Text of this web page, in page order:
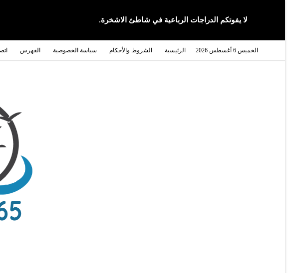
لا يفوتكم الدراجات الرباعية في شاطئ الاشخرة.
الخميس 6 أغسطس 2026 الرئيسية الشروط والأحكام سياسة الخصوصية الفهرس